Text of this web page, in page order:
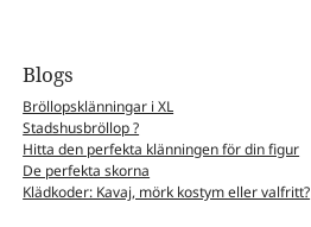
Blogs
Bröllopsklänningar i XL
Stadshusbröllop ?
Hitta den perfekta klänningen för din figur
De perfekta skorna
Klädkoder: Kavaj, mörk kostym eller valfritt?